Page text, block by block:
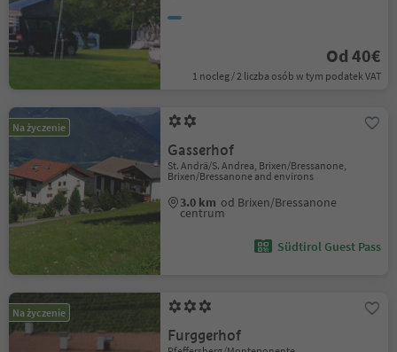
Od 40€
1 nocleg / 2 liczba osób w tym podatek VAT
Na życzenie
Gasserhof
St. Andrä/S. Andrea, Brixen/Bressanone,
Brixen/Bressanone and environs
3.0 km od Brixen/Bressanone
centrum
Südtirol Guest Pass
Na życzenie
Furggerhof